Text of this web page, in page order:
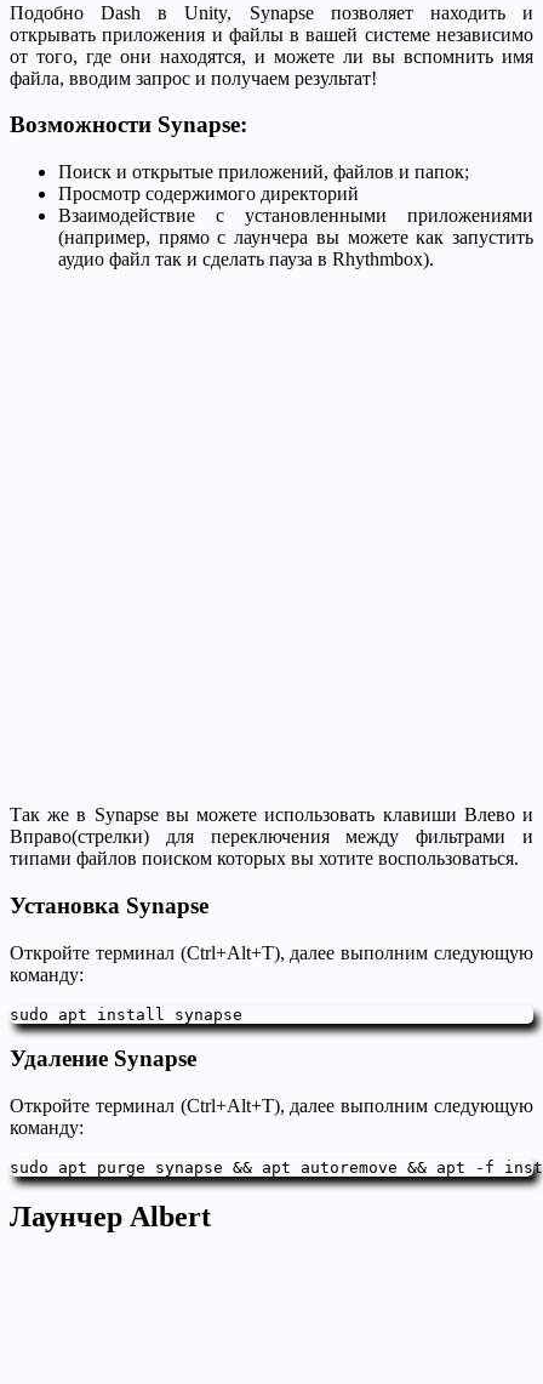
Подобно Dash в Unity, Synapse позволяет находить и
открывать приложения и файлы в вашей системе независимо
от того, где они находятся, и можете ли вы вспомнить имя
файла, вводим запрос и получаем результат!
Возможности Synapse:
Поиск и открытые приложений, файлов и папок;
Просмотр содержимого директорий
Взаимодействие с установленными приложениями
(например, прямо с лаунчера вы можете как запустить
аудио файл так и сделать пауза в Rhythmbox).
Так же в Synapse вы можете использовать клавиши Влево и
Вправо(стрелки) для переключения между фильтрами и
типами файлов поиском которых вы хотите воспользоваться.
Установка Synapse
Откройте терминал (Ctrl+Alt+T), далее выполним следующую
команду:
sudo apt install synapse
Удаление Synapse
Откройте терминал (Ctrl+Alt+T), далее выполним следующую
команду:
sudo apt purge synapse && apt autoremove && apt -f
Лаунчер Albert